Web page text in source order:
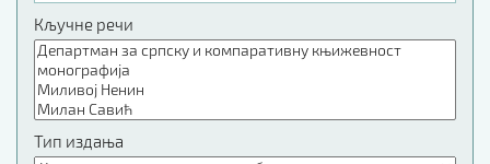
Кључне речи
Тип издања